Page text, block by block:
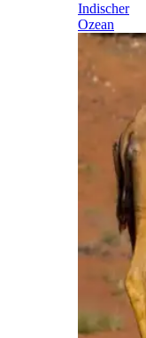
Indischer
Ozean